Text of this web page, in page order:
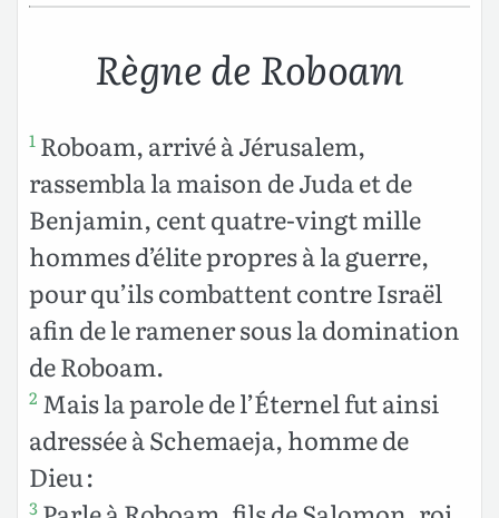
Règne de Roboam
1 Roboam, arrivé à Jérusalem,
rassembla la maison de Juda et de
Benjamin, cent quatre-vingt mille
hommes d’élite propres à la guerre,
pour qu’ils combattent contre Israël
afin de le ramener sous la domination
de Roboam.
2 Mais la parole de l’Éternel fut ainsi
adressée à Schemaeja, homme de
Dieu :
3